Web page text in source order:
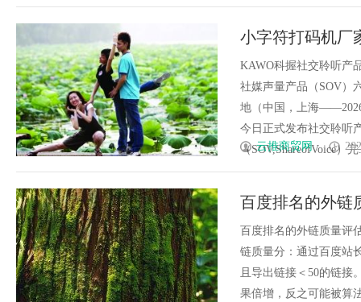
小字符打码机厂
KAWO科握社交聆听产
社媒声量产品（SOV）
地（中国，上海
今日正式发布社交聆听
（SOV,ShareofVoice）
云推商贸网
百度排名的外链
百度排名的外链质量评
链质量分：通过百度站
且导出链接＜50的链接
果倍增，反之可能被算